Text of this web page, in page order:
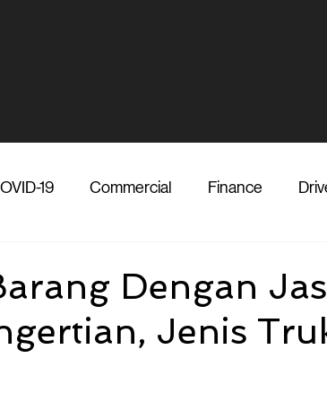
19 Commercial Finance
Shipper Media COVID-19
Dengan
Jenis